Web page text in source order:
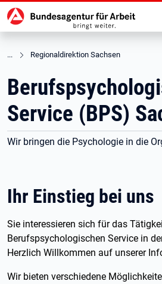
zu den Hauptinhalten springen
Hauptnavigation
Regionaldirektion Sachsen
Service (BPS)
Wir bringen die Psychologie in die
Ihr Einstieg bei uns
Sie interessieren sich für das
Berufspsychologischen Service in
Herzlich Willkommen auf unserer
Wir bieten verschiedene